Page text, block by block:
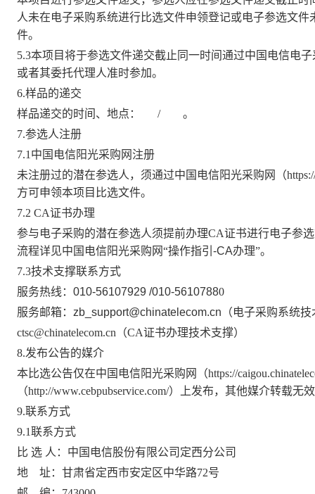
人未在电子采购系统进行比选文件申领登记或电子参选文
件。
5.3本项目将于参选文件递交截止同一时间通过中国电信电
或者其委托代理人准时参加。
6.样品的递交
样品递交的时间、地点：
/ 。
7.参选人注册
7.1 中国电信阳光采购网 注册
未注册过的潜在参选人，须通过中国电信阳光采购网 （
方可申领本项目比选文件。
7.2 CA证书办理
参与电子采购的潜在参选人须提前办理CA证书进行电子参
流程详见中国电信阳光采购网“操作指引 -CA办理”。
7.3技术支撑联系方式
服务热线： 010-56107929 /010-56107880
服务邮箱： zb_support@chinatelecom.cn （电子采购系统
ctsc@chinatelecom.cn（CA证书办理技术支撑）
8.发布公告的媒介
本比选公告仅在中国电信阳光采购网（https://
（http://www.cebpubservice.com/）上发布，其他媒介转载无
9.联系方式
9.1联系方式
比 选 人：中国电信股份有限公司 定西分公司
地
址：甘肃省定西市安定 区中华路72号